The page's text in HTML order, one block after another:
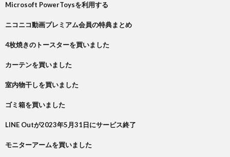
Microsoft PowerToysを利用する
ニコニコ動画プレミアム会員の特典まとめ
4枚焼きのトースターを買いました
カーテンを買いました
室内物干しを買いました
ゴミ箱を買いました
LINE Outが2023年5月31日にサービス終了
モニターアームを買いました